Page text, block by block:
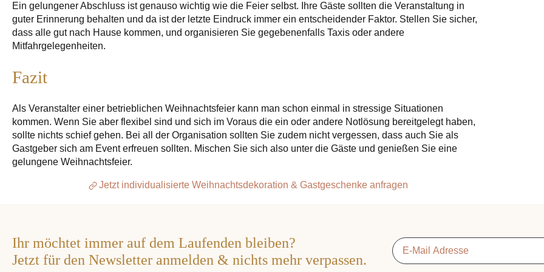
Ein gelungener Abschluss ist genauso wichtig wie die Feier selbst. Ihre Gäste sollten die Veranstaltung in
guter Erinnerung behalten und da ist der letzte Eindruck immer ein entscheidender Faktor. Stellen Sie sicher,
dass alle gut nach Hause kommen, und organisieren Sie gegebenenfalls Taxis oder andere
Mitfahrgelegenheiten.
Fazit
Als Veranstalter einer betrieblichen Weihnachtsfeier kann man schon einmal in stressige Situationen
kommen. Wenn Sie aber flexibel sind und sich im Voraus die ein oder andere Notlösung bereitgelegt haben,
sollte nichts schief gehen. Bei all der Organisation sollten Sie zudem nicht vergessen, dass auch Sie als
Gastgeber sich am Event erfreuen sollten. Mischen Sie sich also unter die Gäste und genießen Sie eine
gelungene Weihnachtsfeier.
Jetzt individualisierte Weihnachtsdekoration & Gastgeschenke anfragen
Ihr möchtet immer auf dem Laufenden bleiben?
Jetzt für den Newsletter anmelden & nichts mehr verpassen.
Email